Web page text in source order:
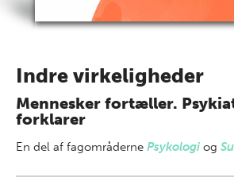
Indre virkeligheder
Mennesker fortæller.
forklarer
En del af fagområderne Psykologi og